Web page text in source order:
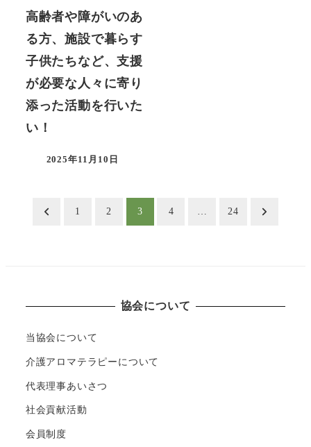
高齢者や障がいのあ
る方、施設で暮らす
子供たちなど、支援
が必要な人々に寄り
添った活動を行いた
い！
2025年11月10日
ジ
送
り
1 2 3 4 24
協会について
当協会について
介護アロマテラピーについて
代表理事あいさつ
社会貢献活動
会員制度